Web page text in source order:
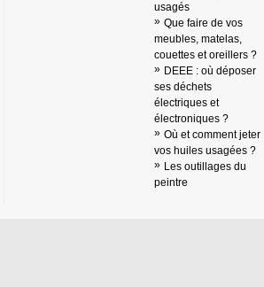
usagés
Que faire de vos
meubles, matelas,
couettes et oreillers ?
DEEE : où déposer
ses déchets
électriques et
électroniques ?
Où et comment jeter
vos huiles usagées ?
Les outillages du
peintre